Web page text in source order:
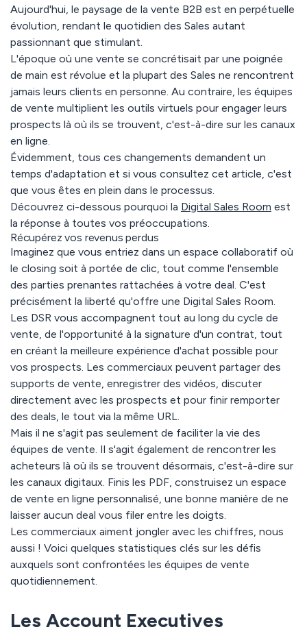
Aujourd'hui, le paysage de la vente B2B est en perpétuelle
évolution, rendant le quotidien des Sales autant
passionnant que stimulant.
L'époque où une vente se concrétisait par une poignée
de main est révolue et la plupart des Sales ne rencontrent
jamais leurs clients en personne. Au contraire, les équipes
de vente multiplient les outils virtuels pour engager leurs
prospects là où ils se trouvent, c'est-à-dire sur les canaux
en ligne.
Évidemment, tous ces changements demandent un
temps d'adaptation et si vous consultez cet article, c'est
que vous êtes en plein dans le processus.
Découvrez ci-dessous pourquoi la Digital Sales Room est
la réponse à toutes vos préoccupations.
Récupérez vos revenus perdus
Imaginez que vous entriez dans un espace collaboratif où
le closing soit à portée de clic, tout comme l'ensemble
des parties prenantes rattachées à votre deal. C'est
précisément la liberté qu'offre une Digital Sales Room.
Les DSR vous accompagnent tout au long du cycle de
vente, de l'opportunité à la signature d'un contrat, tout
en créant la meilleure expérience d'achat possible pour
vos prospects. Les commerciaux peuvent partager des
supports de vente, enregistrer des vidéos, discuter
directement avec les prospects et pour finir remporter
des deals, le tout via la même URL.
Mais il ne s'agit pas seulement de faciliter la vie des
équipes de vente. Il s'agit également de rencontrer les
acheteurs là où ils se trouvent désormais, c'est-à-dire sur
les canaux digitaux. Finis les PDF, construisez un espace
de vente en ligne personnalisé, une bonne manière de ne
laisser aucun deal vous filer entre les doigts.
Les commerciaux aiment jongler avec les chiffres, nous
aussi ! Voici quelques statistiques clés sur les défis
auxquels sont confrontées les équipes de vente
quotidiennement.
Les Account Executives